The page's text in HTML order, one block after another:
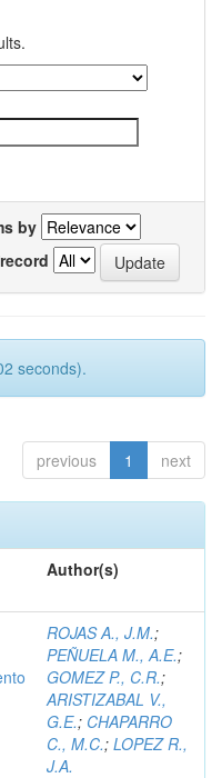
by
seconds).
previous 1 next
Author(s)
ROJAS A., J.M.;
PEÑUELA M., A.E.;
GOMEZ P., C.R.;
ARISTIZABAL V.,
G.E.; CHAPARRO
C., M.C.; LOPEZ R.,
J.A.